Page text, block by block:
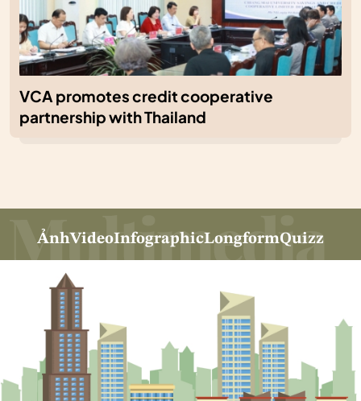
VCA promotes credit cooperative
partnership with Thailand
ẢnhVideoInfographicLongformQuizz